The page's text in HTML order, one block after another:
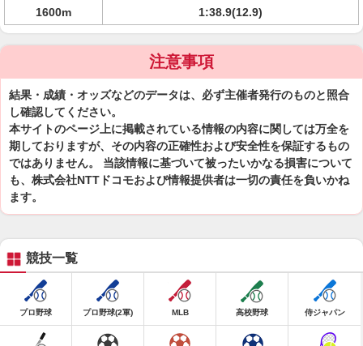
1600m
1:38.9(12.9)
注意事項
結果・成績・オッズなどのデータは、必ず主催者発行のものと照合
し確認してください。
本サイトのページ上に掲載されている情報の内容に関しては万全を
期しておりますが、その内容の正確性および安全性を保証するもの
ではありません。 当該情報に基づいて被ったいかなる損害について
も、株式会社NTTドコモおよび情報提供者は一切の責任を負いかね
ます。
競技一覧
プロ野球 プロ野球(2軍) MLB 高校野球 侍ジャパン